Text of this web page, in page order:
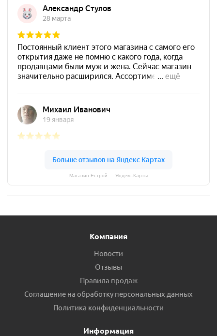
Магазин Естрой — Яндекс.Карты
Компания
Новости
Отзывы
Правила продаж
Соглашение на обработку персональных данных
Политика конфиденциальности
Информация